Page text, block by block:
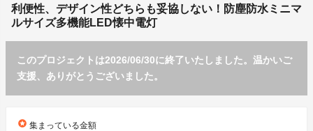
利便性、デザイン性どちらも妥協しない！防塵防水ミニマ
ルサイズ多機能LED懐中電灯
このプロジェクトは2026/06/30に終了いたしました。温かいご
支援、ありがとうございました。
stars 集まっている金額